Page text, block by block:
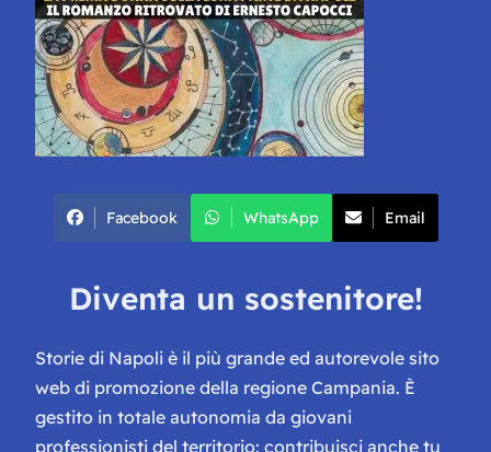
Facebook WhatsApp Email
Diventa un sostenitore!
Storie di Napoli è il più grande ed autorevole sito
web di promozione della regione Campania. È
gestito in totale autonomia da giovani
professionisti del territorio: contribuisci anche tu